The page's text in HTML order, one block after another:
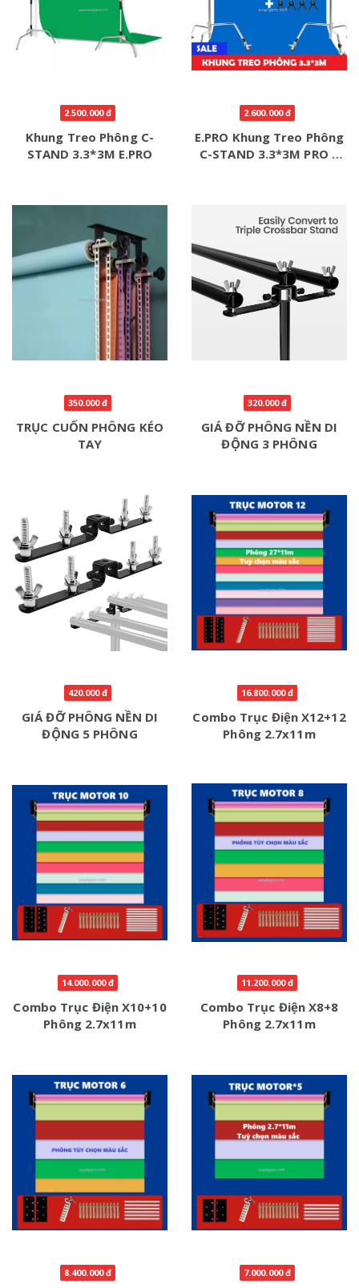
2.500.000 đ
Khung Treo Phông C-
STAND 3.3*3M E.PRO
2.600.000 đ
E.PRO Khung Treo Phông
C-STAND 3.3*3M PRO +
350.000 đ
TRỤC CUỐN PHÔNG KÉO
TAY
320.000 đ
GIÁ ĐỠ PHÔNG NỀN DI
ĐỘNG 3 PHÔNG
420.000 đ
GIÁ ĐỠ PHÔNG NỀN DI
ĐỘNG 5 PHÔNG
16.800.000 đ
Combo Trục Điện X12+12
Phông 2.7x11m
14.000.000 đ
Combo Trục Điện X10+10
Phông 2.7x11m
11.200.000 đ
Combo Trục Điện X8+8
Phông 2.7x11m
8.400.000 đ 7.000.000 đ